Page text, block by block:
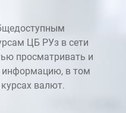
ЦБ РУз в сети
просматривать и
информацию, в том
валют.